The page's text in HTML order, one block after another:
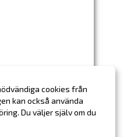
cookies från
kan också använda
Du väljer själv om du